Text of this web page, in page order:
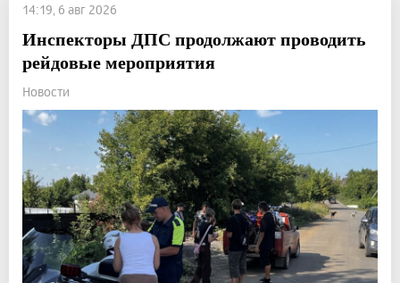
14:19, 6 авг 2026
Инспекторы ДПС продолжают проводить
рейдовые мероприятия
Новости